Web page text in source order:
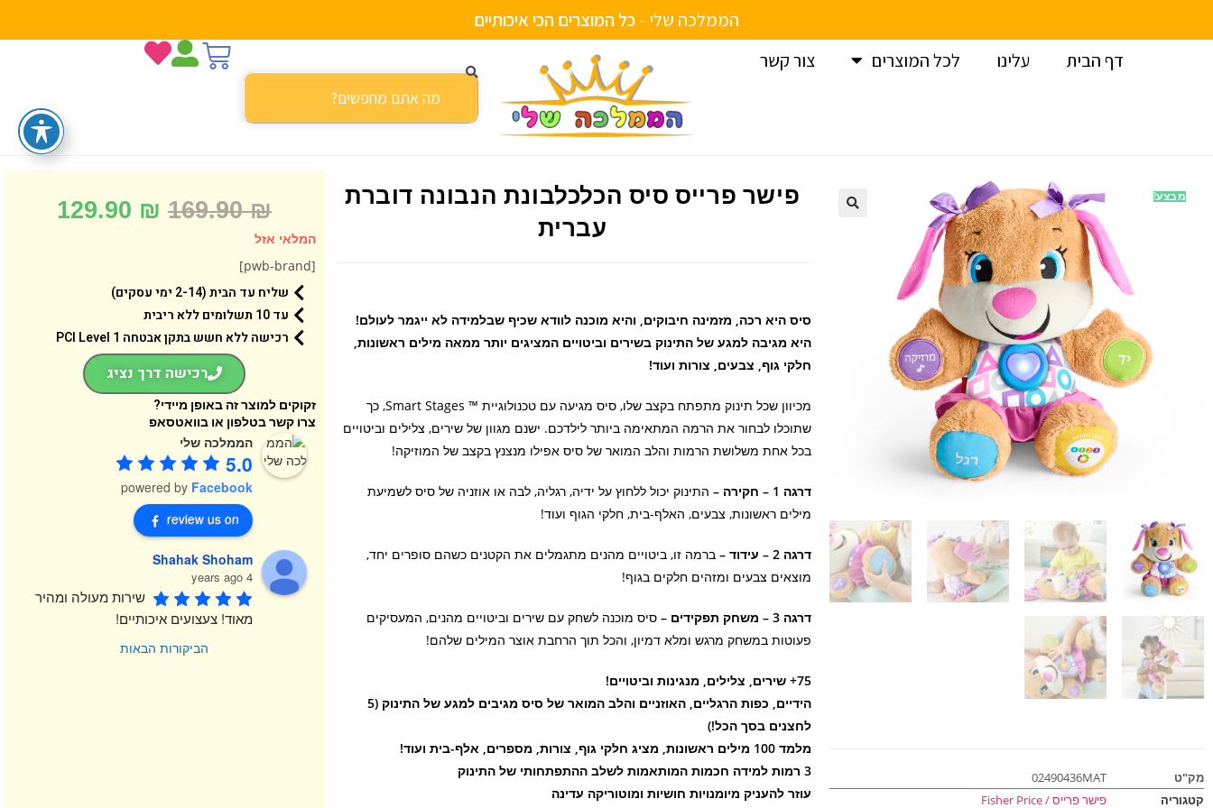
הממלכה שלי - צרי כ י איכו שליחע דהבית
דף הבית עלינו לכל המוצרים צור קשר
מבצע!
מק"ט
02490436MAT
קטגוריה
פישר פרייס / Fisher Price
פישר פרייס סיס הכלכלבונת הנבונה דוברת
עברית
סיס היא רכה, מזמינה חיבוקים, והיא מוכנה לוודא שכיף שבלמידה לא ייגמר לעולם!
היא מגיבה למגע של התינוק בשירים וביטויים המציגים יותר ממאה מילים ראשונות,
חלקי גוף, צבעים, צורות ועוד!
מכיוון שכל תינוק מתפתח בקצב שלו, סיס מגיעה עם טכנולוגיית ™ Smart Stages, כך
שתוכלו לבחור את הרמה המתאימה ביותר לילדכם. ישנם מגוון של שירים, צלילים וביטויים
בכל אחת משלושת הרמות והלב המואר של סיס אפילו מנצנץ בקצב של המוזיקה!
דרגה 1 – חקירה –
התינוק יכול ללחוץ על ידיה, רגליה, לבה או אוזניה של סיס לשמיעת
מילים ראשונות, צבעים, האלף-בית, חלקי הגוף ועוד!
דרגה 2 – עידוד –
ברמה זו, ביטויים מהנים מתגמלים את הקטנים כשהם סופרים יחד,
מוצאים צבעים ומזהים חלקים בגוף!
דרגה 3 – משחק תפקידים –
סיס מוכנה לשחק עם שירים וביטויים מהנים, המעסיקים
פעוטות במשחק מרגש ומלא דמיון, והכל תוך הרחבת אוצר המילים שלהם!
75+ שירים, צלילים, מנגינות וביטויים!
הידיים, כפות הרגליים, האוזניים והלב המואר של סיס מגיבים למגע של התינוק (5
לחצנים בסך הכל!)
מלמד 100 מילים ראשונות, מציג חלקי גוף, צורות, מספרים, אלף-בית ועוד!
3 רמות למידה חכמות המותאמות לשלב ההתפתחותי של התינוק
עוזר להעניק מיומנויות חושיות ומוטוריקה עדינה
169.90₪
129.90 ₪
המלאי אזל
[pwb-brand]
שליח עד הבית (2-14 ימי עסקים)
עד 10 תשלומים ללא ריבית
רכישה ללא חשש בתקן אבטחה 1 PCI Level
רכישה דרך נציג
זקוקים למוצר זה באופן מיידי?
צרו קשר בטלפון או בוואטסאפ
הממלכה שלי
5.0
powered by Facebook
review us on
Shahak Shoham
4 years ago
מאוד! צעצועים איכותיים!
הביקורות הבאות